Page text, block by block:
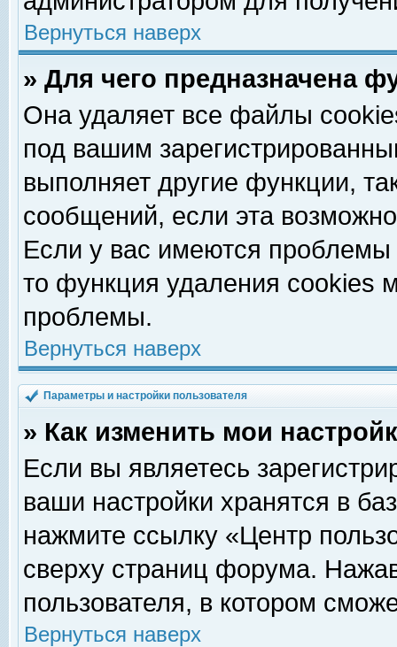
Вернуться наверх
» Для чего предназначена
Она удаляет все файлы
под вашим
выполняет другие функции,
сообщений, если эта
Если у вас имеются
то функция удаления cookies
проблемы.
Вернуться наверх
Параметры и настройки пользователя
» Как изменить мои
Если вы являетесь
ваши настройки хранятся в
нажмите ссылку «Центр
сверху страниц форума.
пользователя, в котором
Вернуться наверх